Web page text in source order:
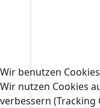
Wir benutzen Cookies
Wir nutzen Cookies
verbessern (Tracking